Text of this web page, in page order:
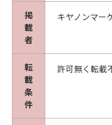
掲
載
者
キヤノンマー
転
載
条
件
許可無く転載